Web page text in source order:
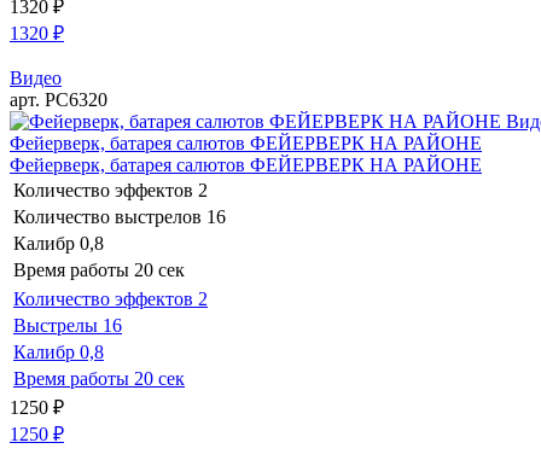
1320 ₽
1320 ₽
Видео
арт. РС6320
Фейерверк, батарея салютов ФЕЙЕРВЕРК НА РАЙОНЕ
Фейерверк, батарея салютов ФЕЙЕРВЕРК НА РАЙОНЕ
Количество эффектов 2
Количество выстрелов 16
Калибр 0,8
Время работы 20 сек
Количество эффектов 2
Выстрелы 16
Калибр 0,8
Время работы 20 сек
1250 ₽
1250 ₽